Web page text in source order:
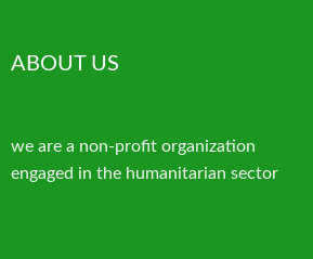
ABOUT US
we are a non-profit organization
engaged in the humanitarian sector